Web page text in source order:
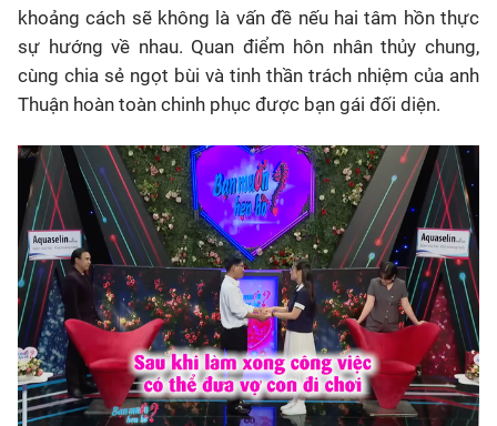
khoảng cách sẽ không là vấn đề nếu hai tâm hồn thực
sự hướng về nhau. Quan điểm hôn nhân thủy chung,
cùng chia sẻ ngọt bùi và tinh thần trách nhiệm của anh
Thuận hoàn toàn chinh phục được bạn gái đối diện.